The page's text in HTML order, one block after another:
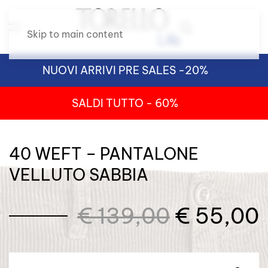
Skip to main content
NUOVI ARRIVI PRE SALES -20%
SALDI TUTTO - 60%
40 WEFT – PANTALONE
VELLUTO SABBIA
€139,00 Il
€ 55,00